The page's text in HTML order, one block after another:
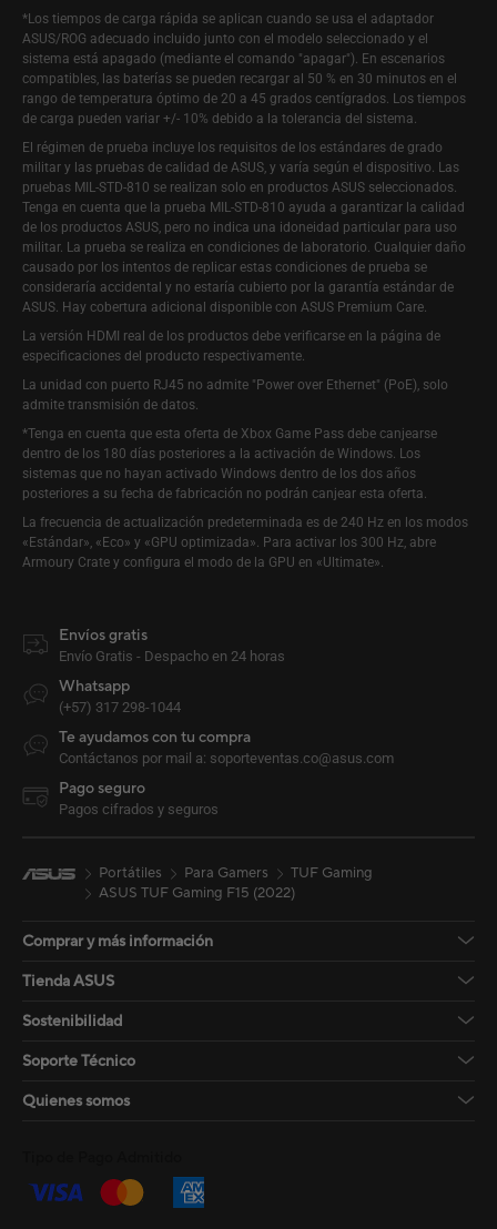
*Los tiempos de carga rápida se aplican cuando se usa el adaptador
ASUS/ROG adecuado incluido junto con el modelo seleccionado y el
sistema está apagado (mediante el comando "apagar"). En escenarios
compatibles, las baterías se pueden recargar al 50 % en 30 minutos en el
rango de temperatura óptimo de 20 a 45 grados centígrados. Los tiempos
de carga pueden variar +/- 10% debido a la tolerancia del sistema.
El régimen de prueba incluye los requisitos de los estándares de grado
militar y las pruebas de calidad de ASUS, y varía según el dispositivo. Las
pruebas MIL-STD-810 se realizan solo en productos ASUS seleccionados.
Tenga en cuenta que la prueba MIL-STD-810 ayuda a garantizar la calidad
de los productos ASUS, pero no indica una idoneidad particular para uso
militar. La prueba se realiza en condiciones de laboratorio. Cualquier daño
causado por los intentos de replicar estas condiciones de prueba se
consideraría accidental y no estaría cubierto por la garantía estándar de
ASUS. Hay cobertura adicional disponible con ASUS Premium Care.
La versión HDMI real de los productos debe verificarse en la página de
especificaciones del producto respectivamente.
La unidad con puerto RJ45 no admite "Power over Ethernet" (PoE), solo
admite transmisión de datos.
*Tenga en cuenta que esta oferta de Xbox Game Pass debe canjearse
dentro de los 180 días posteriores a la activación de Windows. Los
sistemas que no hayan activado Windows dentro de los dos años
posteriores a su fecha de fabricación no podrán canjear esta oferta.
La frecuencia de actualización predeterminada es de 240 Hz en los modos
«Estándar», «Eco» y «GPU optimizada». Para activar los 300 Hz, abre
Armoury Crate y configura el modo de la GPU en «Ultimate».
Envíos gratis
Envío Gratis - Despacho en 24 horas
Whatsapp
(+57) 317 298-1044
Te ayudamos con tu compra
Contáctanos por mail a: soporteventas.co@asus.com
Pago seguro
Pagos cifrados y seguros
Portátiles Para Gamers
TUF Gaming
ASUS TUF Gaming F15 (2022)
Comprar y más información
Tienda ASUS
Sostenibilidad
Soporte Técnico
Quienes somos